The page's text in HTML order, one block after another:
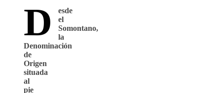
D
esde
el
Somontano,
la
Denominación
de
Origen
situada
al
pie